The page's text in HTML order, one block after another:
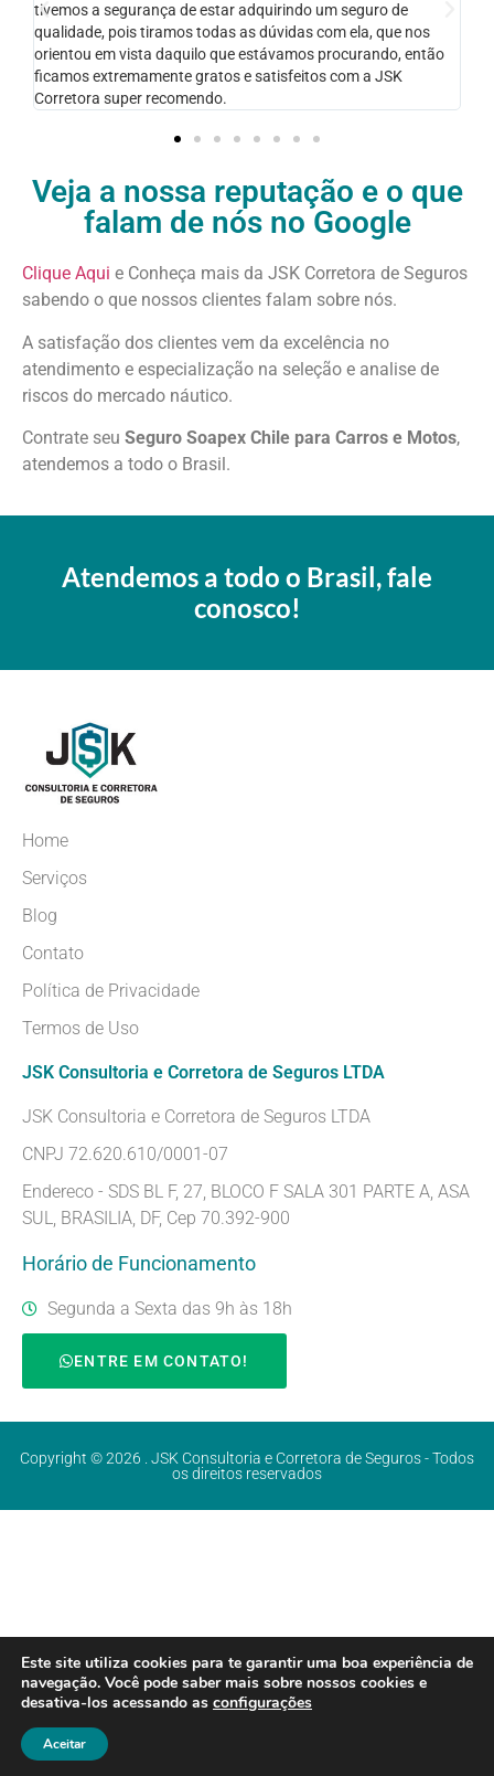
seguro de
ela, que nos
então
com a JSK
Veja a nossa reputação e o que
falam de nós no Google
Clique Aqui e Conheça mais da JSK Corretora de Seguros
sabendo o que nossos clientes falam sobre nós.
A satisfação dos clientes vem da excelência no
atendimento e especialização na seleção e analise de
riscos do mercado náutico.
Contrate seu Seguro Soapex Chile para Carros e Motos,
atendemos a todo o Brasil.
Atendemos a todo o Brasil, fale
conosco!
Home
Serviços
Blog
Contato
Política de Privacidade
Termos de Uso
JSK Consultoria e Corretora de Seguros LTDA
JSK Consultoria e Corretora de Seguros LTDA
CNPJ 72.620.610/0001-07
Endereco - SDS BL F, 27, BLOCO F SALA 301 PARTE A, ASA
SUL, BRASILIA, DF, Cep 70.392-900
Horário de Funcionamento
Segunda a Sexta das 9h às 18h
ENTRE EM CONTATO!
Copyright © 2026 . JSK Consultoria e Corretora de Seguros - Todos
os direitos reservados
Este site utiliza cookies para te garantir uma boa experiência de
navegação. Você pode saber mais sobre nossos cookies e
desativa-los acessando as configurações
Aceitar